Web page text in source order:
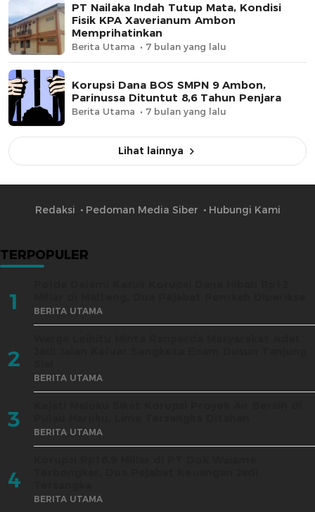
PT Nailaka Indah Tutup Mata, Kondisi
Fisik KPA Xaverianum Ambon
Memprihatinkan
Berita Utama 7 bulan yang lalu
Korupsi Dana BOS SMPN 9 Ambon,
Parinussa Dituntut 8,6 Tahun Penjara
Berita Utama 7 bulan yang lalu
Lihat lainnya
Redaksi Pedoman Media Siber Hubungi Kami
TERPOPULER
1 BERITA UTAMA
2
BERITA UTAMA
3 BERITA UTAMA
4
BERITA UTAMA